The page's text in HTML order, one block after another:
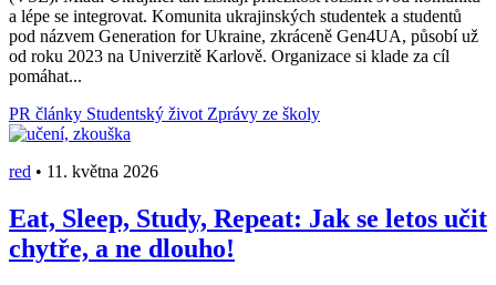
a lépe se integrovat. Komunita ukrajinských studentek a studentů
pod názvem Generation for Ukraine, zkráceně Gen4UA, působí už
od roku 2023 na Univerzitě Karlově. Organizace si klade za cíl
pomáhat...
PR články Studentský život Zprávy ze školy
red • 11. května 2026
Eat, Sleep, Study, Repeat: Jak se letos učit
chytře, a ne dlouho!